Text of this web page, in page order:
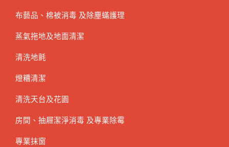
布藝品、棉被消毒 及除塵蟎護理
蒸氣拖地及地面清潔
清洗地氈
燈糟清潔
清洗天台及花園
房間、抽屜潔淨消毒 及專業除霉
專業抹窗